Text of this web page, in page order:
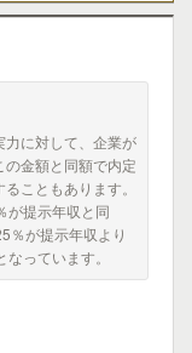
力に対して、企業が
金額と同額で内定
こともあります。
が提示年収と同
％が提示年収より
っています。